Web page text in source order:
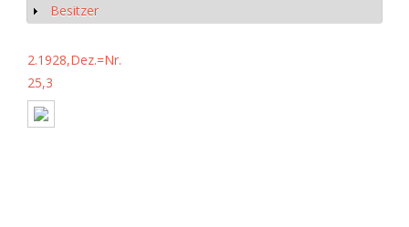
Show
Besitzer
2.1928,Dez.=Nr.
25,3